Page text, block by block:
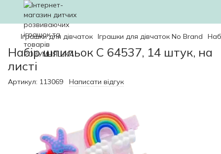
Іграшки для дівчаток Іграшки для дівчаток No Brand
Набір шпильок С 64537, 14 штук, на
листі
Артикул: 113069 Написати відгук